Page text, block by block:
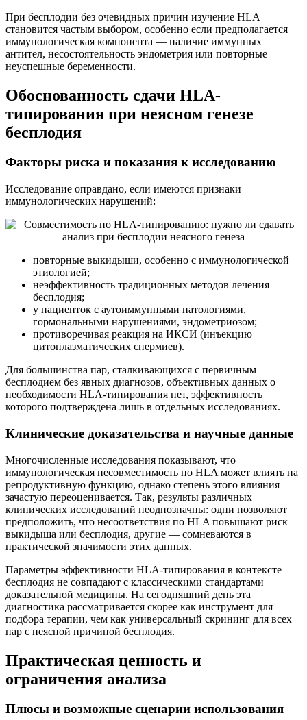
При бесплодии без очевидных причин изучение HLA
становится частым выбором, особенно если предполагается
иммунологическая компонента — наличие иммунных
антител, несостоятельность эндометрия или повторные
неуспешные беременности.
Обоснованность сдачи HLA-
типирования при неясном генезе
бесплодия
Факторы риска и показания к исследованию
Исследование оправдано, если имеются признаки
иммунологических нарушений:
повторные выкидыши, особенно с иммунологической
этиологией;
неэффективность традиционных методов лечения
бесплодия;
у пациенток с аутоиммунными патологиями,
гормональными нарушениями, эндометриозом;
противоречивая реакция на ИКСИ (инъекцию
цитоплазматических спермиев).
Для большинства пар, сталкивающихся с первичным
бесплодием без явных диагнозов, объективных данных о
необходимости HLA-типирования нет, эффективность
которого подтверждена лишь в отдельных исследованиях.
Клинические доказательства и научные данные
Многочисленные исследования показывают, что
иммунологическая несовместимость по HLA может влиять на
репродуктивную функцию, однако степень этого влияния
зачастую переоценивается. Так, результы различных
клинических исследований неоднозначны: одни позволяют
предположить, что несоответствия по HLA повышают риск
выкидыша или бесплодия, другие — сомневаются в
практической значимости этих данных.
Параметры эффективности HLA-типирования в контексте
бесплодия не совпадают с классическими стандартами
доказательной медицины. На сегодняшний день эта
диагностика рассматривается скорее как инструмент для
подбора терапии, чем как универсальный скрининг для всех
пар с неясной причиной бесплодия.
Практическая ценность и
ограничения анализа
Плюсы и возможные сценарии использования